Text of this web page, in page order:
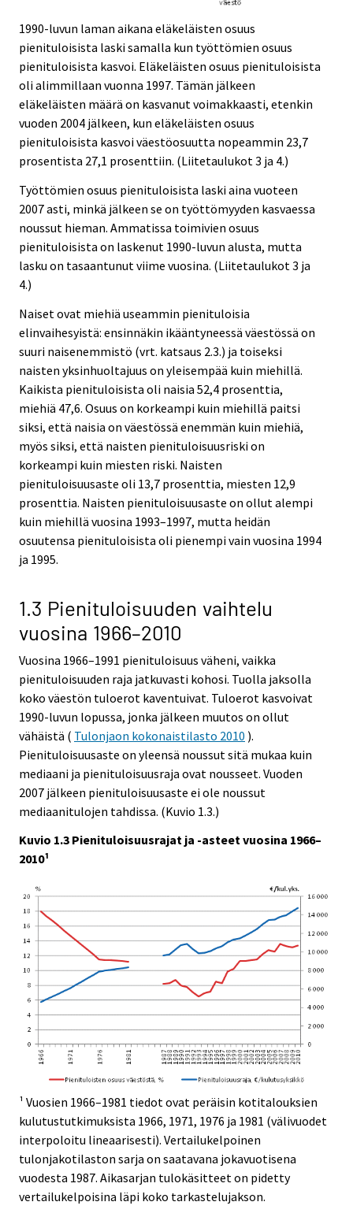
1990-luvun laman aikana eläkeläisten osuus
pienituloisista laski samalla kun työttömien osuus
pienituloisista kasvoi. Eläkeläisten osuus pienituloisista
oli alimmillaan vuonna 1997. Tämän jälkeen
eläkeläisten määrä on kasvanut voimakkaasti, etenkin
vuoden 2004 jälkeen, kun eläkeläisten osuus
pienituloisista kasvoi väestöosuutta nopeammin 23,7
prosentista 27,1 prosenttiin. (Liitetaulukot 3 ja 4.)
Työttömien osuus pienituloisista laski aina vuoteen
2007 asti, minkä jälkeen se on työttömyyden kasvaessa
noussut hieman. Ammatissa toimivien osuus
pienituloisista on laskenut 1990-luvun alusta, mutta
lasku on tasaantunut viime vuosina. (Liitetaulukot 3 ja
4.)
Naiset ovat miehiä useammin pienituloisia
elinvaihesyistä: ensinnäkin ikääntyneessä väestössä on
suuri naisenemmistö (vrt. katsaus 2.3.) ja toiseksi
naisten yksinhuoltajuus on yleisempää kuin miehillä.
Kaikista pienituloisista oli naisia 52,4 prosenttia,
miehiä 47,6. Osuus on korkeampi kuin miehillä paitsi
siksi, että naisia on väestössä enemmän kuin miehiä,
myös siksi, että naisten pienituloisuusriski on
korkeampi kuin miesten riski. Naisten
pienituloisuusaste oli 13,7 prosenttia, miesten 12,9
prosenttia. Naisten pienituloisuusaste on ollut alempi
kuin miehillä vuosina 1993–1997, mutta heidän
osuutensa pienituloisista oli pienempi vain vuosina 1994
ja 1995.
1.3 Pienituloisuuden vaihtelu
vuosina 1966–2010
Vuosina 1966–1991 pienituloisuus väheni, vaikka
pienituloisuuden raja jatkuvasti kohosi. Tuolla jaksolla
koko väestön tuloerot kaventuivat. Tuloerot kasvoivat
1990-luvun lopussa, jonka jälkeen muutos on ollut
vähäistä ( Tulonjaon kokonaistilasto 2010 ).
Pienituloisuusaste on yleensä noussut sitä mukaa kuin
mediaani ja pienituloisuusraja ovat nousseet. Vuoden
2007 jälkeen pienituloisuusaste ei ole noussut
mediaanitulojen tahdissa. (Kuvio 1.3.)
Kuvio 1.3 Pienituloisuusrajat ja -asteet vuosina 1966–
2010¹
¹ Vuosien 1966–1981 tiedot ovat peräisin kotitalouksien
kulutustutkimuksista 1966, 1971, 1976 ja 1981 (välivuodet
interpoloitu lineaarisesti). Vertailukelpoinen
tulonjakotilaston sarja on saatavana jokavuotisena
vuodesta 1987. Aikasarjan tulokäsitteet on pidetty
vertailukelpoisina läpi koko tarkastelujakson.